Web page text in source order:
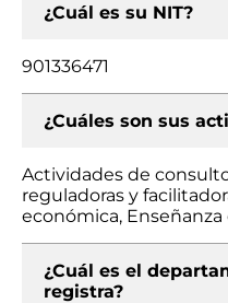
¿Cuál es su NIT?
901336471
¿Cuáles son sus
Actividades de
reguladoras y
económica,
¿Cuál es el
registra?